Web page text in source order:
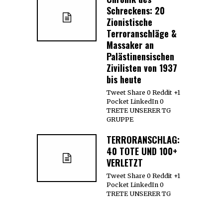
Schreckens: 20
Zionistische
Terroranschläge &
Massaker an
Palästinensischen
Zivilisten von 1937
bis heute
Tweet Share 0 Reddit +1
Pocket LinkedIn 0
TRETE UNSERER TG
GRUPPE
TERRORANSCHLAG:
40 TOTE UND 100+
VERLETZT
Tweet Share 0 Reddit +1
Pocket LinkedIn 0
TRETE UNSERER TG